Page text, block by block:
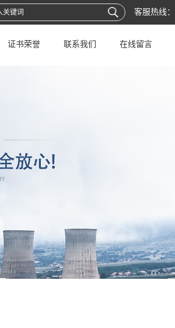
客服热线：
证书荣誉 联系我们 在线留言